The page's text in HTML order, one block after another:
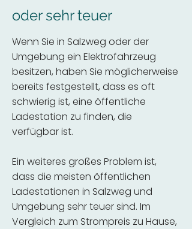
oder sehr teuer
Wenn Sie in Salzweg oder der
Umgebung ein Elektrofahrzeug
besitzen, haben Sie möglicherweise
bereits festgestellt, dass es oft
schwierig ist, eine öffentliche
Ladestation zu finden, die
verfügbar ist.
Ein weiteres großes Problem ist,
dass die meisten öffentlichen
Ladestationen in Salzweg und
Umgebung sehr teuer sind. Im
Vergleich zum Strompreis zu Hause,